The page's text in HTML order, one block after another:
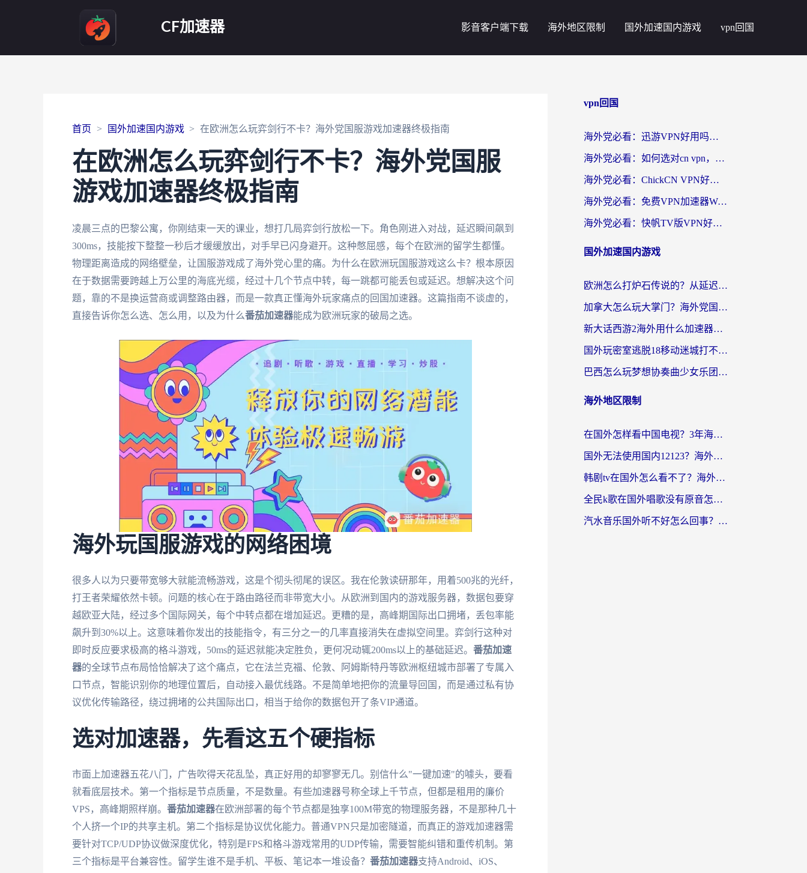
CF加速器 影音客户端下载 海外地区限制 国外加速国内游戏 vpn回国
首页 国外加速国内游戏 在欧洲怎么玩弈剑行不卡？海外党国服游戏加速器终极指南
在欧洲怎么玩弈剑行不卡？海外党国服
游戏加速器终极指南
凌晨三点的巴黎公寓，你刚结束一天的课业，想打几局弈剑行放松一下。角色刚进入对战，延迟瞬间飙到
300ms，技能按下整整一秒后才缓缓放出，对手早已闪身避开。这种憋屈感，每个在欧洲的留学生都懂。
物理距离造成的网络壁垒，让国服游戏成了海外党心里的痛。为什么在欧洲玩国服游戏这么卡？根本原因
在于数据需要跨越上万公里的海底光缆，经过十几个节点中转，每一跳都可能丢包或延迟。想解决这个问
题，靠的不是换运营商或调整路由器，而是一款真正懂海外玩家痛点的回国加速器。这篇指南不谈虚的，
直接告诉你怎么选、怎么用，以及为什么番茄加速器能成为欧洲玩家的破局之选。
海外玩国服游戏的网络困境
很多人以为只要带宽够大就能流畅游戏，这是个彻头彻尾的误区。我在伦敦读研那年，用着500兆的光纤，
打王者荣耀依然卡顿。问题的核心在于路由路径而非带宽大小。从欧洲到国内的游戏服务器，数据包要穿
越欧亚大陆，经过多个国际网关，每个中转点都在增加延迟。更糟的是，高峰期国际出口拥堵，丢包率能
飙升到30%以上。这意味着你发出的技能指令，有三分之一的几率直接消失在虚拟空间里。弈剑行这种对
即时反应要求极高的格斗游戏，50ms的延迟就能决定胜负，更何况动辄200ms以上的基础延迟。 番茄加速
器的全球节点布局恰恰解决了这个痛点，它在法兰克福、伦敦、阿姆斯特丹等欧洲枢纽城市部署了专属入
口节点，智能识别你的地理位置后，自动接入最优线路。不是简单地把你的流量导回国，而是通过私有协
议优化传输路径，绕过拥堵的公共国际出口，相当于给你的数据包开了条VIP通道。
选对加速器，先看这五个硬指标
市面上加速器五花八门，广告吹得天花乱坠，真正好用的却寥寥无几。别信什么"一键加速"的噱头，要看
就看底层技术。第一个指标是节点质量，不是数量。有些加速器号称全球上千节点，但都是租用的廉价
VPS，高峰期照样崩。 番茄加速器在欧洲部署的每个节点都是独享100M带宽的物理服务器，不是那种几十
个人挤一个IP的共享主机。第二个指标是协议优化能力。普通VPN只是加密隧道，而真正的游戏加速器需
要针对TCP/UDP协议做深度优化，特别是FPS和格斗游戏常用的UDP传输，需要智能纠错和重传机制。第
三个指标是平台兼容性。留学生谁不是手机、平板、笔记本一堆设备？ 番茄加速器支持Android、iOS、
vpn回国
海外党必看：迅游VPN好用吗？和番茄加速器VPN对比哪个回国效果更好？
海外党必看：如何选对cn vpn，轻松解锁国内影音游戏？
海外党必看：ChickCN VPN好用吗？和星河VPN对比哪个回国效果更好？附真实体验+避坑指南
海外党必看：免费VPN加速器Windows版怎么选？附真实测评与无缝访问国内资源指南
海外党必看：快帆TV版VPN好用吗？和hi龟龟VPN对比哪个回国效果更好？附免费加速器选择指南
国外加速国内游戏
欧洲怎么打炉石传说的？从延迟999到丝滑上分，我找到了靠谱加速器
加拿大怎么玩大掌门？海外党国服游戏加速避坑指南（附实用工具推荐）
新大话西游2海外用什么加速器登录？老玩家亲测有效的国服游戏加速指南
国外玩密室逃脱18移动迷城打不开怎么办？海外玩家亲测有效的解决指南
巴西怎么玩梦想协奏曲少女乐团派对？海外党必看的国服游戏加速全攻略（附波兰天涯明月刀实用技巧）
海外地区限制
在国外怎样看中国电视？3年海外党亲测有效的追剧加速器指南
国外无法使用国内12123？海外华人必看：选对回国加速器，解决迪拜语音+12123访问难题
韩剧tv在国外怎么看不了？海外党追剧自由的终极解决方案来了
全民k歌在国外唱歌没有原音怎么办？别让地域限制毁了你的麦霸时刻
汽水音乐国外听不好怎么回事？海外党亲测有效的回国加速方案来了